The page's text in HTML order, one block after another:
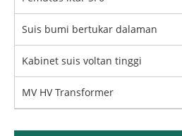
Suis bumi bertukar dalaman
Kabinet suis voltan tinggi
MV HV Transformer